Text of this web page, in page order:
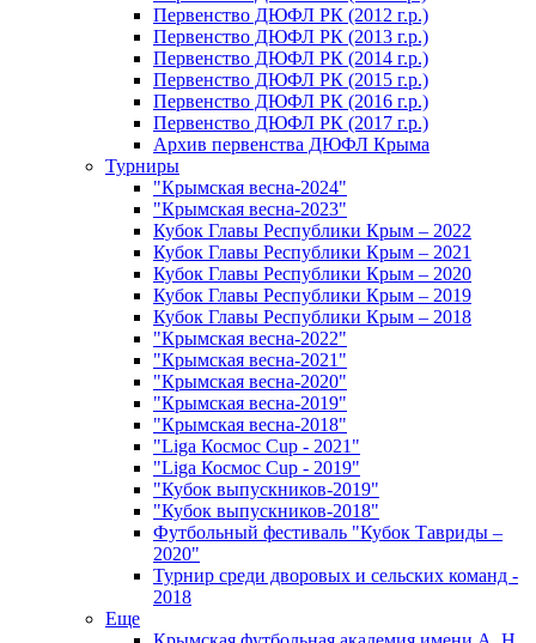
Первенство ДЮФЛ РК (2012 г.р.)
Первенство ДЮФЛ РК (2013 г.р.)
Первенство ДЮФЛ РК (2014 г.р.)
Первенство ДЮФЛ РК (2015 г.р.)
Первенство ДЮФЛ РК (2016 г.р.)
Первенство ДЮФЛ РК (2017 г.р.)
Архив первенства ДЮФЛ Крыма
Турниры
"Крымская весна-2024"
"Крымская весна-2023"
Кубок Главы Республики Крым – 2022
Кубок Главы Республики Крым – 2021
Кубок Главы Республики Крым – 2020
Кубок Главы Республики Крым – 2019
Кубок Главы Республики Крым – 2018
"Крымская весна-2022"
"Крымская весна-2021"
"Крымская весна-2020"
"Крымская весна-2019"
"Крымская весна-2018"
"Liga Космос Cup - 2021"
"Liga Космос Cup - 2019"
"Кубок выпускников-2019"
"Кубок выпускников-2018"
Футбольный фестиваль "Кубок Тавриды –
2020"
Турнир среди дворовых и сельских команд -
2018
Еще